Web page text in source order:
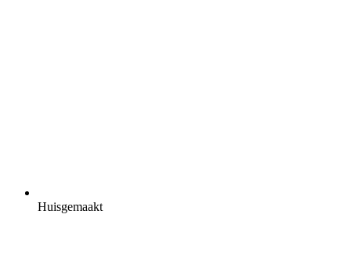
Huisgemaakt